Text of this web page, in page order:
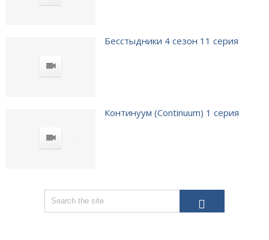
Бесстыдники 4 сезон 11 серия
Континуум (Continuum) 1 серия